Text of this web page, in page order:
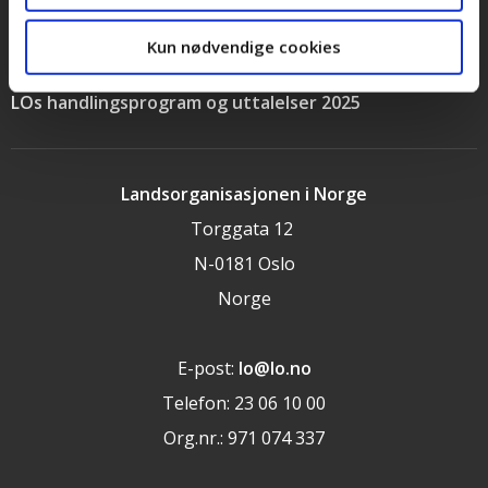
Kun nødvendige cookies
Landsorganisasjonen i Norge
Torggata 12
N-0181 Oslo
Norge
E-post: lo@lo.no
Telefon: 23 06 10 00
Org.nr.: 971 074 337
Personvernerklæring
Cookieerklæring
LOs handlingsprogram og uttalelser 2025